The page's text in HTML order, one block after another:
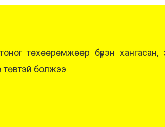
төхөөрөмжөөр бүрэн хангасан,
төвтэй болжээ